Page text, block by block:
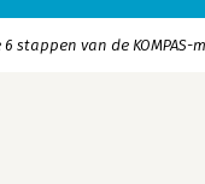
stappen van de KOMPAS-